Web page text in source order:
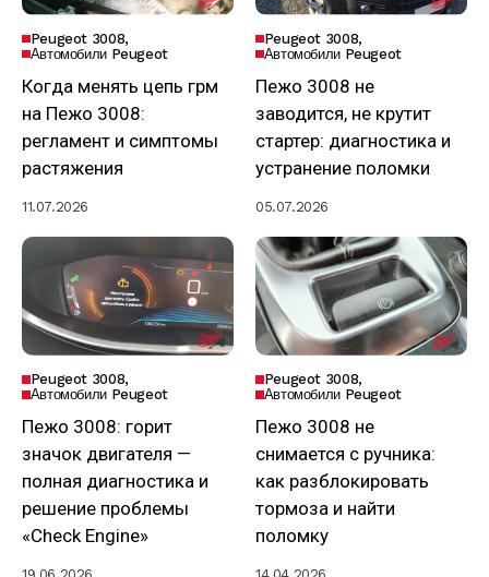
Peugeot 3008
Автомобили Peugeot
Когда менять цепь грм
на Пежо 3008:
регламент и симптомы
растяжения
11.07.2026
Peugeot 3008
Автомобили Peugeot
Пежо 3008 не
заводится, не крутит
стартер: диагностика и
устранение поломки
05.07.2026
Peugeot 3008
Автомобили Peugeot
Пежо 3008: горит
значок двигателя —
полная диагностика и
решение проблемы
«Check Engine»
Peugeot 3008
Автомобили Peugeot
Пежо 3008 не
снимается с ручника:
как разблокировать
тормоза и найти
поломку